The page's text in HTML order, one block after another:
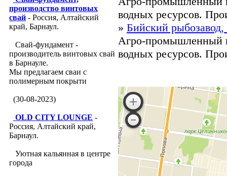
производство винтовых
свай - Россия, Алтайский
край, Барнаул.
Свай-фундамент -
производитель винтовых свай
в Барнауле.
Мы предлагаем сваи с
полимерным покрыти
(30-08-2023)
OLD CITY LOUNGE -
Россия, Алтайский край,
Барнаул.
Уютная кальянная в центре
города
водных ресурсов.
» Бийский
Агро-промышленный
водных ресурсов.